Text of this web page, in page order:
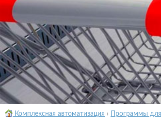
Комплексная автоматизация › Программы